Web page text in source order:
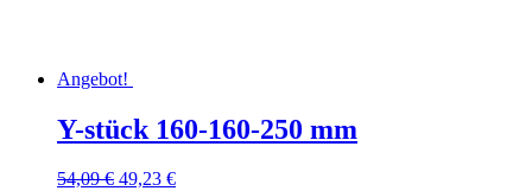
Angebot!
Y-stück 160-160-250 mm
54,09€ Ursprünglicher
49,23 €Aktueller